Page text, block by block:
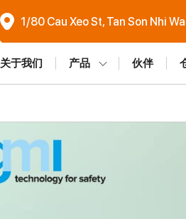
1/80 Cau Xeo St, Tan Son Nhi
关于我们 产品 伙伴